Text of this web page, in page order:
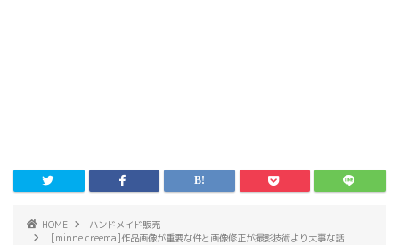
HOME
ハンドメイド販売
[minne creema]作品画像が重要な件と画像修正が撮影技術より大事な話